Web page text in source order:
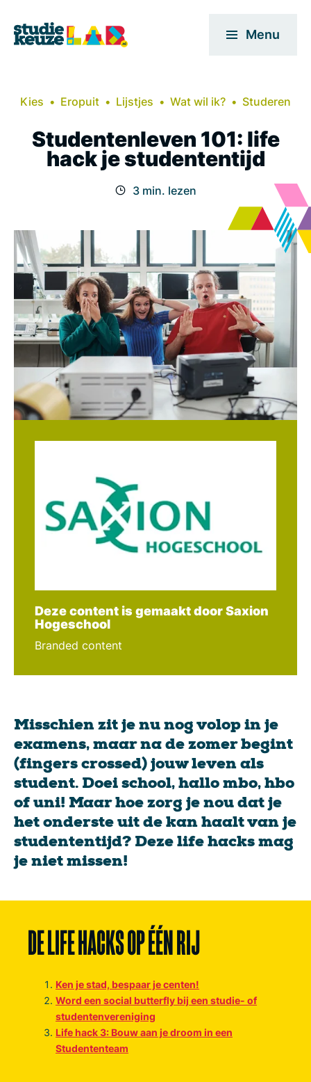
Menu
Kies Eropuit Lijstjes Wat wil ik? Studeren
Studentenleven 101: life
hack je studententijd
3 min. lezen
Deze content is gemaakt door Saxion
Hogeschool
Branded content
Misschien zit je nu nog volop in je
examens, maar na de zomer begint
(fingers crossed) jouw leven als
student. Doei school, hallo mbo, hbo
of uni! Maar hoe zorg je nou dat je
het onderste uit de kan haalt van je
studententijd? Deze life hacks mag
je niet missen!
DE LIFE HACKS OP ÉÉN RIJ
Ken je stad, bespaar je centen!
Word een social butterfly bij een studie- of
studentenvereniging
Life hack 3: Bouw aan je droom in een
Studententeam